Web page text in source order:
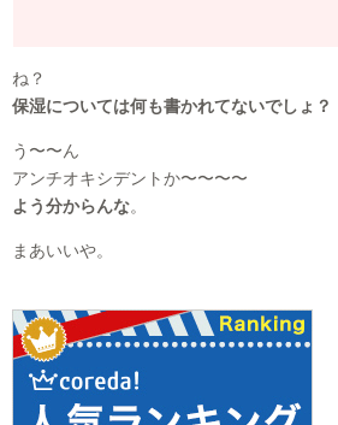
ね？
保湿については何も書かれてないでしょ？
う〜〜ん
アンチオキシデントか〜〜〜〜
よう分からんな。
まあいいや。